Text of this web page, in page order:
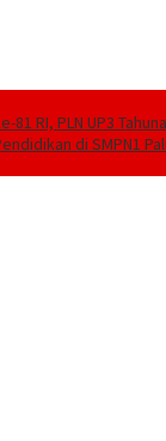
81 RI, PLN UP3
di SMPN1